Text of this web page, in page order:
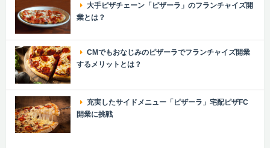
大手ピザチェーン「ピザーラ」のフランチャイズ開
業とは？
CMでもおなじみのピザーラでフランチャイズ開業
するメリットとは？
充実したサイドメニュー「ピザーラ」宅配ピザFC
開業に挑戦